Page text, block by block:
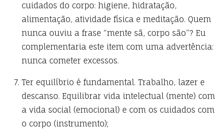
cuidados do corpo: higiene, hidratação,
alimentação, atividade física e meditação. Quem
nunca ouviu a frase “mente sã, corpo são”? Eu
complementaria este item com uma advertência:
nunca cometer excessos.
Ter equilíbrio é fundamental. Trabalho, lazer e
descanso. Equilibrar vida intelectual (mente) com
a vida social (emocional) e com os cuidados com
o corpo (instrumento);